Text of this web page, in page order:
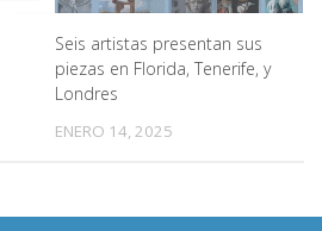
Seis artistas presentan sus
piezas en Florida, Tenerife, y
Londres
ENERO 14, 2025